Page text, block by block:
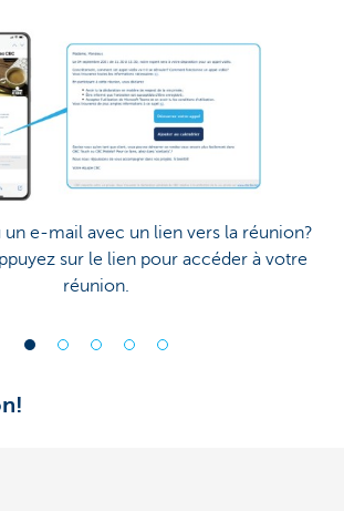
un e-mail avec un lien vers la réunion?
sur le lien pour accéder à votre
réunion.